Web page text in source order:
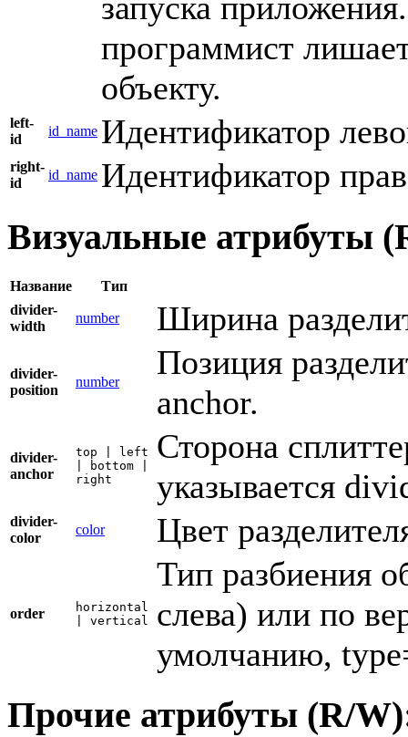
программист
объекту.
left-
id
id_name Идентификатор
right-
id
id_name Идентификатор
Визуальные атрибуты
Название
Тип
divider-
width
number Ширина
divider-
position
number
Позиция
anchor.
divider-
anchor
top | left
| bottom |
right
Сторона
указывается
divider-
color
color Цвет
order
horizontal
| vertical
Тип разбиения
слева) или по
умолчанию,
Прочие атрибуты (R/